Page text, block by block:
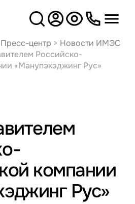
Версия
для слабовидящих
Пресс-центр > Новости ИМЭС
Российско-
«Манупэкэджинг Рус»
компании
Рус»